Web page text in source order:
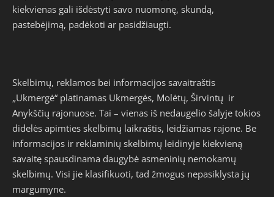
kiekvienas gali išdėstyti savo nuomonę, skundą,
pastebėjimą, padėkoti ar pasidžiaugti.
Skelbimų, reklamos bei informacijos savaitraštis
„Ukmergė“ platinamas Ukmergės, Molėtų, Širvintų ir
Anykščių rajonuose. Tai – vienas iš nedaugelio šalyje tokios
didelės apimties skelbimų laikraštis, leidžiamas rajone. Be
informacijos ir reklaminių skelbimų leidinyje kiekvieną
savaitę spausdinama daugybė asmeninių nemokamų
skelbimų. Visi jie klasifikuoti, tad žmogus nepasiklysta jų
margumyne.